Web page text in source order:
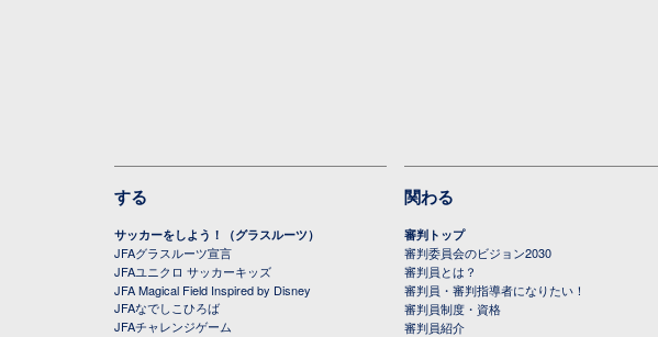
する
サッカーをしよう！（グラスルーツ）
JFAグラスルーツ宣言
JFAユニクロ サッカーキッズ
JFA Magical Field Inspired by Disney
JFAなでしこひろば
JFAチャレンジゲーム
関わる
審判トップ
審判委員会のビジョン2030
審判員とは？
審判員・審判指導者になりたい！
審判員制度・資格
審判員紹介